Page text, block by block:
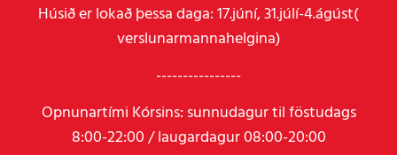
Húsið er lokað þessa daga: 17.júní, 31.júlí-4.ágúst(
verslunarmannahelgina)
----------------
Opnunartími Kórsins: sunnudagur til föstudags
8:00-22:00 / laugardagur 08:00-20:00